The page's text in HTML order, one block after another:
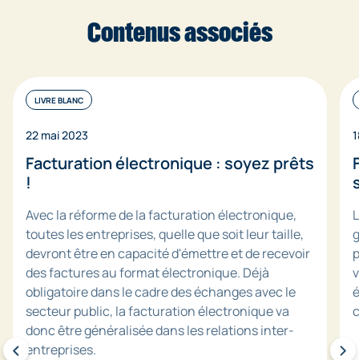
Contenus associés
LIVRE BLANC
22 mai 2023
Facturation électronique : soyez prêts
!
Avec la réforme de la facturation électronique,
toutes les entreprises, quelle que soit leur taille,
devront être en capacité d'émettre et de recevoir
des factures au format électronique. Déjà
obligatoire dans le cadre des échanges avec le
secteur public, la facturation électronique va
donc être généralisée dans les relations inter-
entreprises.